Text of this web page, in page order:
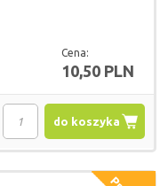
Cena:
10,50 PLN
do koszyka